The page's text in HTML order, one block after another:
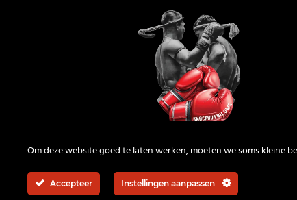
KnockOutNieuws
© 2026 | All rights reserved
Om deze website goed te laten werken, moeten we soms kleine
Accepteer Instellingen aanpassen